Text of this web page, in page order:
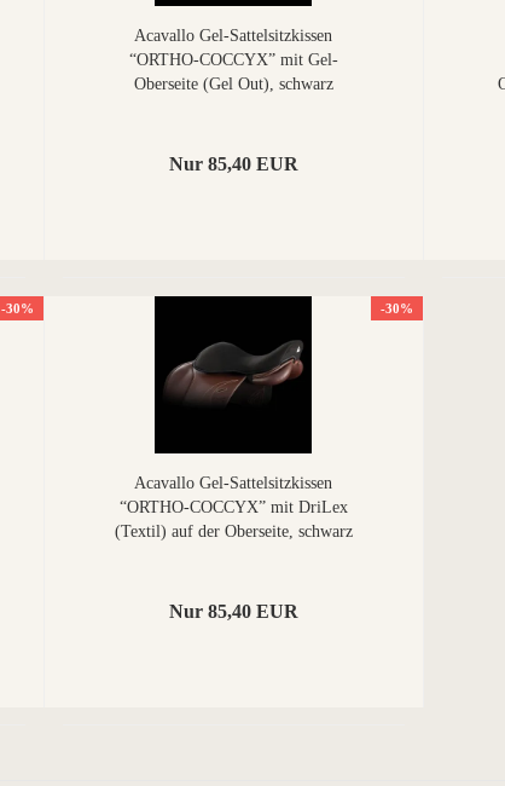
Acavallo Gel-Sattelsitzkissen
“ORTHO-COCCYX” mit Gel-
Oberseite (Gel Out), schwarz
Nur 85,40 EUR
-30% -30%
Acavallo Gel-Sattelsitzkissen
“ORTHO-COCCYX” mit DriLex
(Textil) auf der Oberseite, schwarz
Nur 85,40 EUR